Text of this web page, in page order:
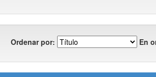
Ordenar por: En